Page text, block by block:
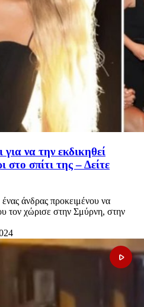
να την εκδικηθεί
στο σπίτι της – Δείτε
άνδρας προκειμένου να
τον χώρισε στην Σμύρνη, στην